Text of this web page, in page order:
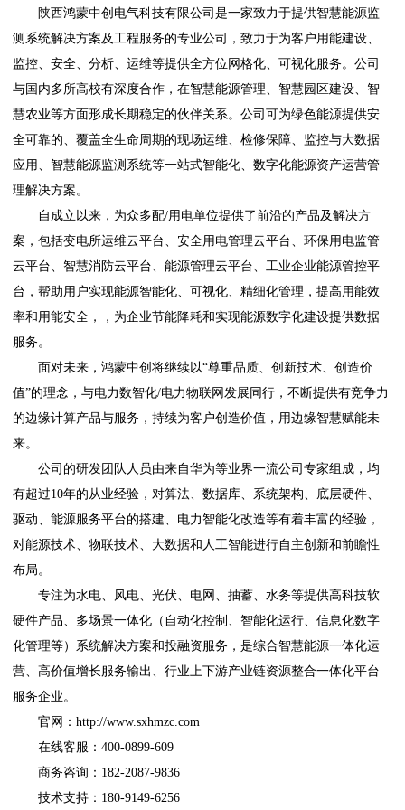
陕西鸿蒙中创电气科技有限公司是一家致力于提供智慧能源监
测系统解决方案及工程服务的专业公司，致力于为客户用能建设、
监控、安全、分析、运维等提供全方位网格化、可视化服务。公司
与国内多所高校有深度合作，在智慧能源管理、智慧园区建设、智
慧农业等方面形成长期稳定的伙伴关系。公司可为绿色能源提供安
全可靠的、覆盖全生命周期的现场运维、检修保障、监控与大数据
应用、智慧能源监测系统等一站式智能化、数字化能源资产运营管
理解决方案。
自成立以来，为众多配/用电单位提供了前沿的产品及解决方
案，包括变电所运维云平台、安全用电管理云平台、环保用电监管
云平台、智慧消防云平台、能源管理云平台、工业企业能源管控平
台，帮助用户实现能源智能化、可视化、精细化管理，提高用能效
率和用能安全，，为企业节能降耗和实现能源数字化建设提供数据
服务。
面对未来，鸿蒙中创将继续以“尊重品质、创新技术、创造价
值”的理念，与电力数智化/电力物联网发展同行，不断提供有竞争力
的边缘计算产品与服务，持续为客户创造价值，用边缘智慧赋能未
来。
公司的研发团队人员由来自华为等业界一流公司专家组成，均
有超过10年的从业经验，对算法、数据库、系统架构、底层硬件、
驱动、能源服务平台的搭建、电力智能化改造等有着丰富的经验，
对能源技术、物联技术、大数据和人工智能进行自主创新和前瞻性
布局。
专注为水电、风电、光伏、电网、抽蓄、水务等提供高科技软
硬件产品、多场景一体化（自动化控制、智能化运行、信息化数字
化管理等）系统解决方案和投融资服务，是综合智慧能源一体化运
营、高价值增长服务输出、行业上下游产业链资源整合一体化平台
服务企业。
官网：http://www.sxhmzc.com
在线客服：400-0899-609
商务咨询：182-2087-9836
技术支持：180-9149-6256